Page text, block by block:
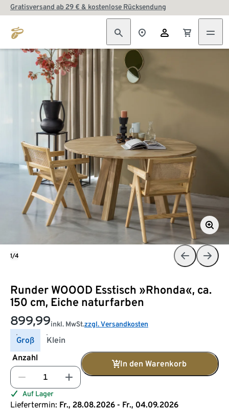
Gratisversand ab 29 € & kostenlose Rücksendung
Runder WOOOD Esstisch »Rhonda«, ca.
150 cm, Eiche naturfarben
899,99inkl. MwSt.zzgl. Versandkosten
Groß
Klein
Anzahl
In den Warenkorb
Auf Lager
Liefertermin: Fr., 28.08.2026 - Fr., 04.09.2026
1/4